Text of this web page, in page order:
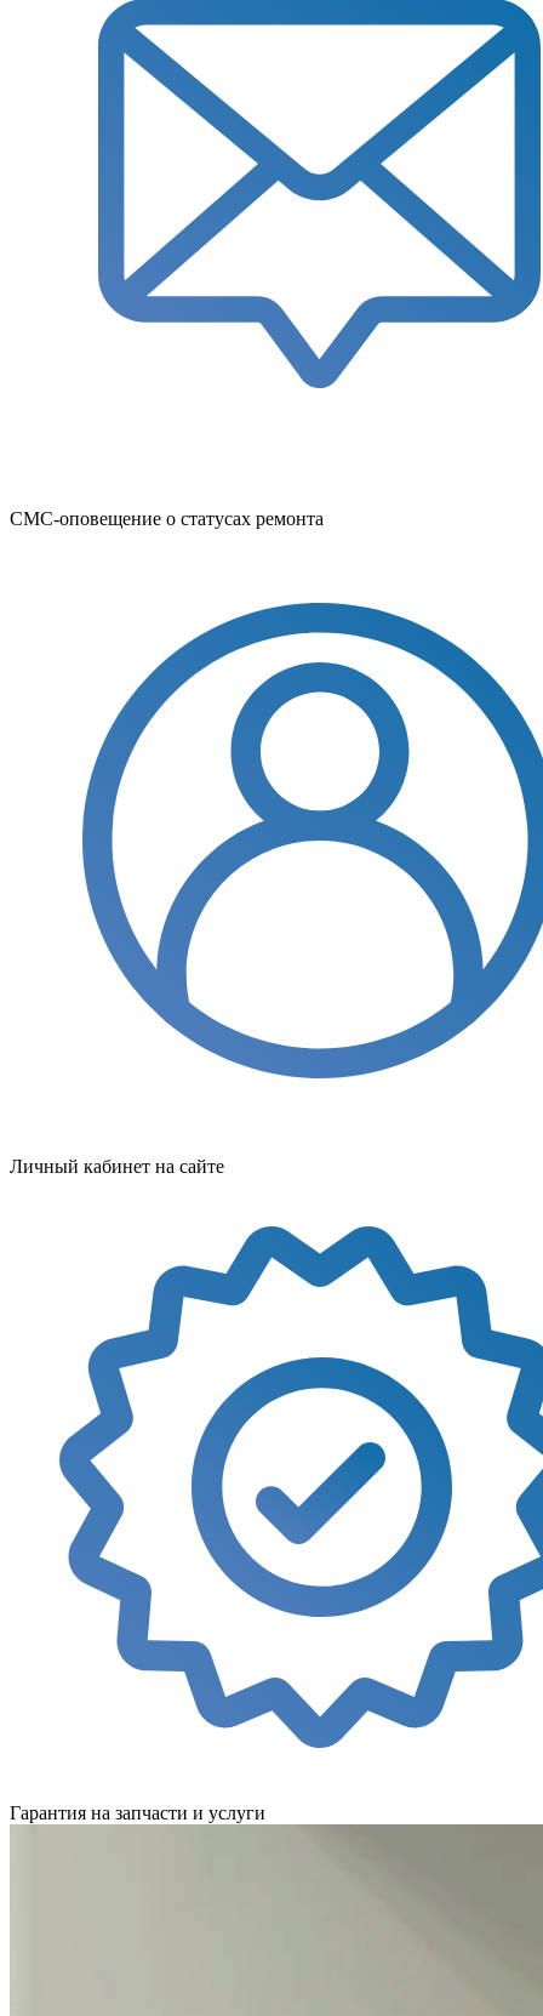
СМС-оповещение о статусах ремонта
Личный кабинет на сайте
Гарантия на запчасти и услуги